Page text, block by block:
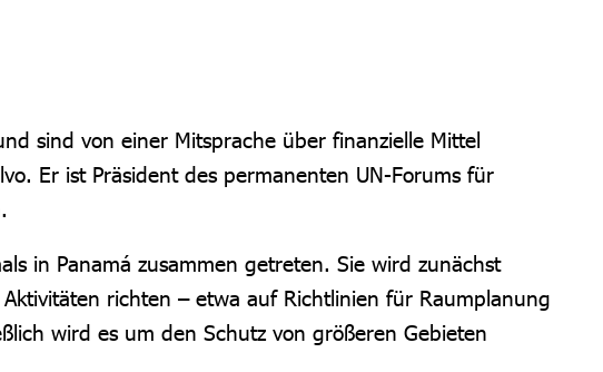
sind von einer Mitsprache über finanzielle Mittel
Er ist Präsident des permanenten UN-Forums für
in Panamá zusammen getreten. Sie wird zunächst
richten – etwa auf Richtlinien für Raumplanung
wird es um den Schutz von größeren Gebieten